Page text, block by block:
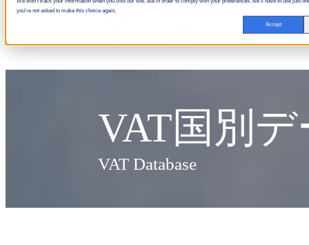
you're not asked to make this choice again.
Accept
VAT国別
VAT Database